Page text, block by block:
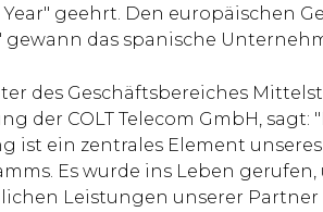
geehrt. Den europäischen
gewann das spanische
des Geschäftsbereiches
der COLT Telecom GmbH, sagt:
ist ein zentrales Element
Es wurde ins Leben
Leistungen unserer